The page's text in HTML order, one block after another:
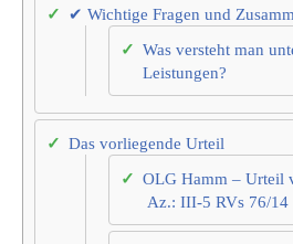
✔ Wichtige Fragen und
Was versteht man
Leistungen?
Das vorliegende Urteil
OLG Hamm – Urteil
Az.: III-5 RVs 76/14